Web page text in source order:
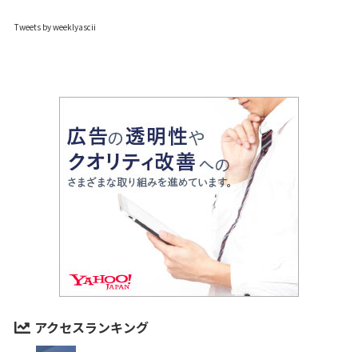
Tweets by weeklyascii
アクセスランキング